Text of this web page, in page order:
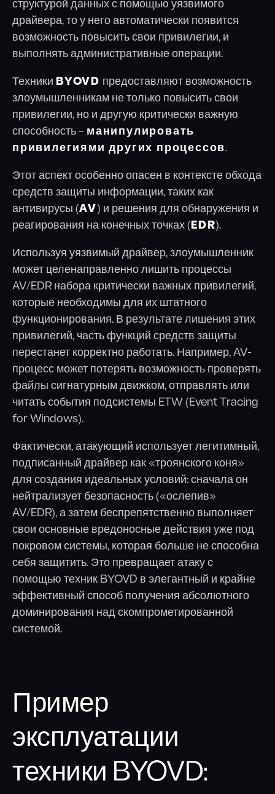
структурой данных с помощью уязвимого
драйвера, то у него автоматически появится
возможность повысить свои привилегии, и
выполнять административные операции.
Техники BYOVD предоставляют возможность
злоумышленникам не только повысить свои
привилегии, но и другую критически важную
способность – манипулировать
привилегиями других процессов.
Этот аспект особенно опасен в контексте обхода
средств защиты информации, таких как
антивирусы (AV ) и решения для обнаружения и
реагирования на конечных точках ( EDR).
Используя уязвимый драйвер, злоумышленник
может целенаправленно лишить процессы
AV/EDR набора критически важных привилегий,
которые необходимы для их штатного
функционирования. В результате лишения этих
привилегий, часть функций средств защиты
перестанет корректно работать. Например, AV-
процесс может потерять возможность проверять
файлы сигнатурным движком, отправлять или
читать события подсистемы ETW (Event Tracing
for Windows).
Фактически, атакующий использует легитимный,
подписанный драйвер как «троянского коня»
для создания идеальных условий: сначала он
нейтрализует безопасность («ослепив»
AV/EDR), а затем беспрепятственно выполняет
свои основные вредоносные действия уже под
покровом системы, которая больше не способна
себя защитить. Это превращает атаку с
помощью техник BYOVD в элегантный и крайне
эффективный способ получения абсолютного
доминирования над скомпрометированной
системой.
Пример
эксплуатации
техники BYOVD: